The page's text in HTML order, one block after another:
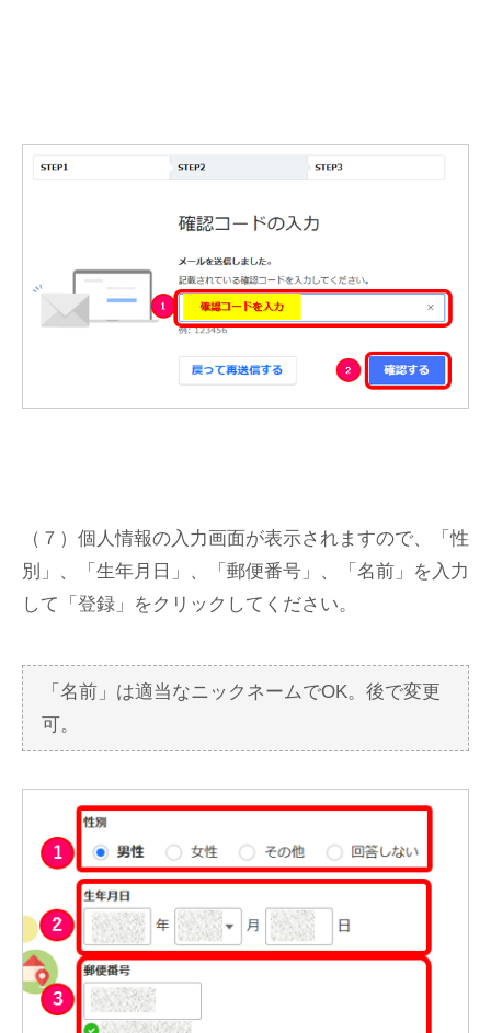
（７）個人情報の入力画面が表示されますので、「性
別」、「生年月日」、「郵便番号」、「名前」を入力
して「登録」をクリックしてください。
「名前」は適当なニックネームでOK。後で変更
可。